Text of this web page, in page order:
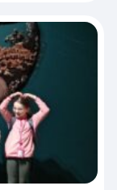
конкурсах.